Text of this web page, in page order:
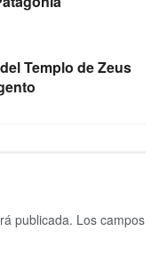
Templo de Zeus
publicada. Los campos